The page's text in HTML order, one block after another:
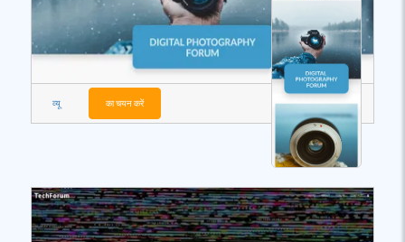
व्यू का चयन करें